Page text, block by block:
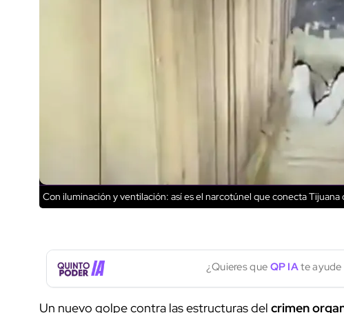
Con iluminación y ventilación: así es el narcotúnel que conecta Tijuana
¿Quieres que QP IAte ayude
Un nuevo golpe contra las estructuras del crimen